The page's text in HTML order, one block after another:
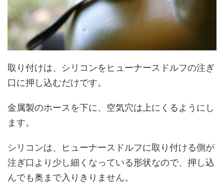
取り付けは、シリコンをヒューナースドルフの注ぎ
口に押し込むだけです。
金属製のホースを下に、空気穴は上にくるようにし
ます。
シリコンは、ヒューナースドルフに取り付ける側が
注ぎ口より少し細くなっている形状なので、押し込
んでも奥まで入りきりません。